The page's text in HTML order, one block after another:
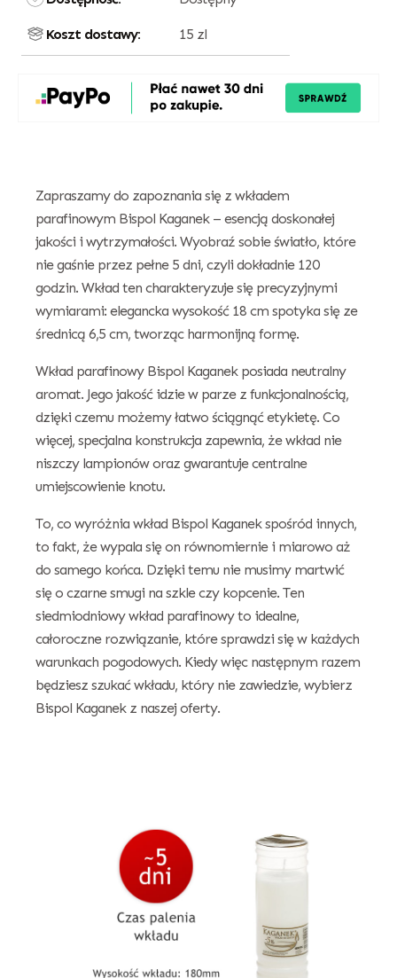
Koszt dostawy: 15 zl
Zapraszamy do zapoznania się z wkładem
parafinowym Bispol Kaganek – esencją doskonałej
jakości i wytrzymałości. Wyobraź sobie światło, które
nie gaśnie przez pełne 5 dni, czyli dokładnie 120
godzin. Wkład ten charakteryzuje się precyzyjnymi
wymiarami: elegancka wysokość 18 cm spotyka się ze
średnicą 6,5 cm, tworząc harmonijną formę.
Wkład parafinowy Bispol Kaganek posiada neutralny
aromat. Jego jakość idzie w parze z funkcjonalnością,
dzięki czemu możemy łatwo ściągnąć etykietę. Co
więcej, specjalna konstrukcja zapewnia, że wkład nie
niszczy lampionów oraz gwarantuje centralne
umiejscowienie knotu.
To, co wyróżnia wkład Bispol Kaganek spośród innych,
to fakt, że wypala się on równomiernie i miarowo aż
do samego końca. Dzięki temu nie musimy martwić
się o czarne smugi na szkle czy kopcenie. Ten
siedmiodniowy wkład parafinowy to idealne,
całoroczne rozwiązanie, które sprawdzi się w każdych
warunkach pogodowych. Kiedy więc następnym razem
będziesz szukać wkładu, który nie zawiedzie, wybierz
Bispol Kaganek z naszej oferty.